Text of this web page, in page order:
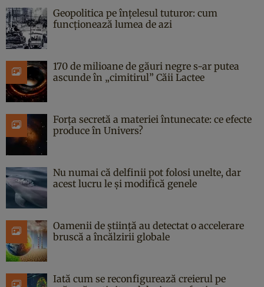
Geopolitica pe înțelesul tuturor: cum
funcționează lumea de azi
170 de milioane de găuri negre s-ar putea
ascunde în „cimitirul” Căii Lactee
Forța secretă a materiei întunecate: ce efecte
produce în Univers?
Nu numai că delfinii pot folosi unelte, dar
acest lucru le și modifică genele
Oamenii de știință au detectat o accelerare
bruscă a încălzirii globale
Iată cum se reconfigurează creierul pe